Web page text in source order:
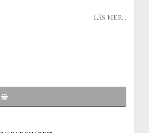
Läs mer...